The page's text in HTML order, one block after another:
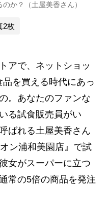
か？（土屋美香さん）
2枚
アで、ネットショッ
を買える時代にあっ
。あなたのファンな
る試食販売員がい
ばれる土屋美香さん
ン浦和美園店』で試
女がスーパーに立つ
常の5倍の商品を発注